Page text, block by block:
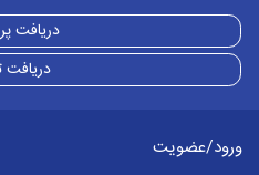
کارشناسان ما پیام
برای ثبت پاسخ باید
سلام خسته نباشید من
دریافت
دریافت
ورود/عضویت